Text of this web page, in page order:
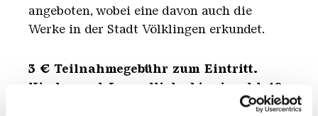
angeboten, wobei eine davon auch die
Werke in der Stadt Völklingen erkundet.
3 € Teilnahmegebühr zum Eintritt.
Kinder und Jugendliche bis einschl. 18